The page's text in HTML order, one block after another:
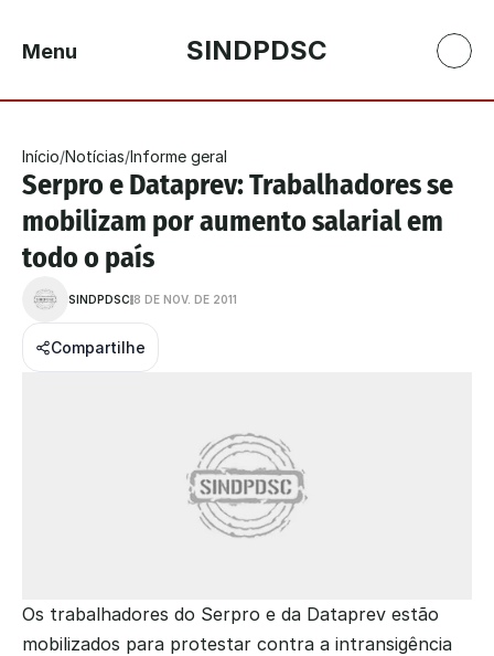
Menu SINDPDSC
Início/Notícias/Informe geral
Serpro e Dataprev: Trabalhadores se
mobilizam por aumento salarial em
todo o país
SINDPDSC 8 DE NOV. DE 2011
Compartilhe
Os trabalhadores do Serpro e da Dataprev estão
mobilizados para protestar contra a intransigência